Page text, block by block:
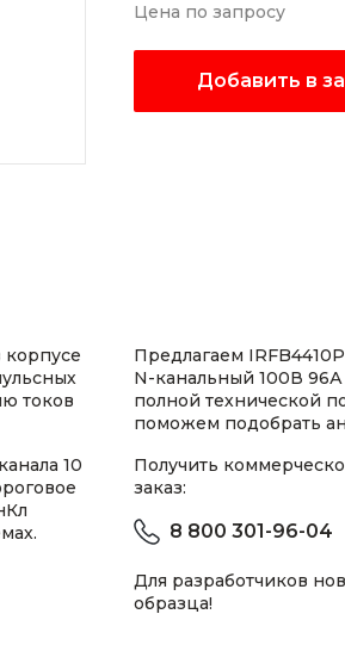
Цена по запросу
Добавить в
токов
10
Предлагаем
N-канальный 100В
полной технической
поможем подобрать
Получить
заказ:
8 800 301-96-04
Для разработчиков
образца!